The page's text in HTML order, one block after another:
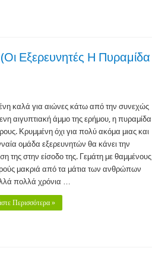
Εξερευνητές Η Πυραμίδα
καλά για αιώνες κάτω από την συνεχώς
αιγυπτιακή άμμο της ερήμου, η πυραμίδα
Κρυμμένη όχι για πολύ ακόμα μιας και
ομάδα εξερευνητών θα κάνει την
της στην είσοδο της. Γεμάτη με θαμμένους
μακριά από τα μάτια των ανθρώπων
πολλά χρόνια …
Περισσότερα »